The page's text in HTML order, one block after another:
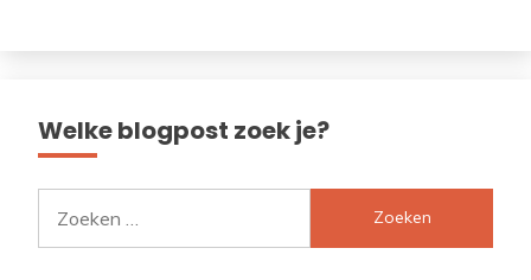
Welke blogpost zoek je?
naar: